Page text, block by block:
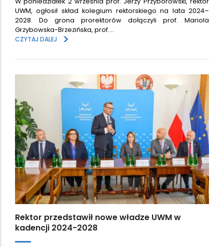
UWM, ogłosił skład kolegium rektorskiego na lata 2024–
2028. Do grona prorektorów dołączyli prof. Mariola
Grzybowska-Brzezińska, prof.…
CZYTAJ DALEJ
>
Rektor przedstawił nowe władze UWM w
kadencji 2024-2028